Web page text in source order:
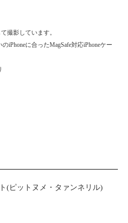
撮影しています。
iPhoneに合ったMagSafe対応iPhoneケー
(ピットヌメ・タァンネリル)